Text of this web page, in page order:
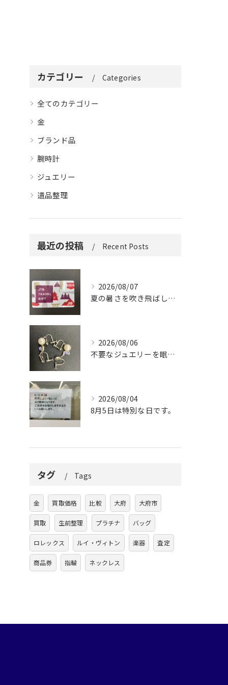
カテゴリー Categories
全てのカテゴリー
金
ブランド品
腕時計
ジュエリー
遺品整理
最近の投稿 Recent Posts
2026/08/07
夏の暑さを吹き飛ばしに来てください。
2026/08/06
不要なジュエリーを眠らせていませんか？
2026/08/04
8月5日は特別な日です。
タグ Tags
金 買取価格 比較 大府 大府市
買取 生前整理 プラチナ バッグ
ロレックス ルイ・ヴィトン 楽器 査定
商品券 指輪 ネックレス